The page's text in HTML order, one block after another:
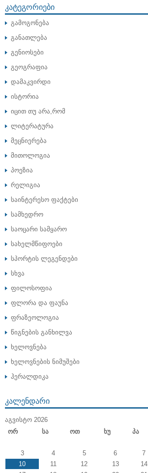
ᲙᲐᲢᲔᲒᲝᲠᲘᲔᲑᲘ
გამოგონება
განათლება
გენიოსები
გეოგრაფია
დამაკვირდი
ისტორია
იცით თუ არა,რომ
ლიტერატურა
მეცნიერება
მითოლოგია
პოეზია
რელიგია
საინტერესო ფაქტები
სამხედრო
საოცარი სამყარო
სახელმწიფოები
სპორტის ლეგენდები
სხვა
ფილოსოფია
ფლორა და ფაუნა
ფრაზეოლოგია
წიგნების განხილვა
ხელოვნება
ხელოვნების ნიმუშები
ჰერალდიკა
ᲙᲐᲚᲔᲜᲓᲐᲠᲘ
ᲐᲒᲕᲘᲡᲢᲝ 2026
Ორ
Სა Ოთ Ხუ Პა
3
4 5 6 7
10
11 12 13 14